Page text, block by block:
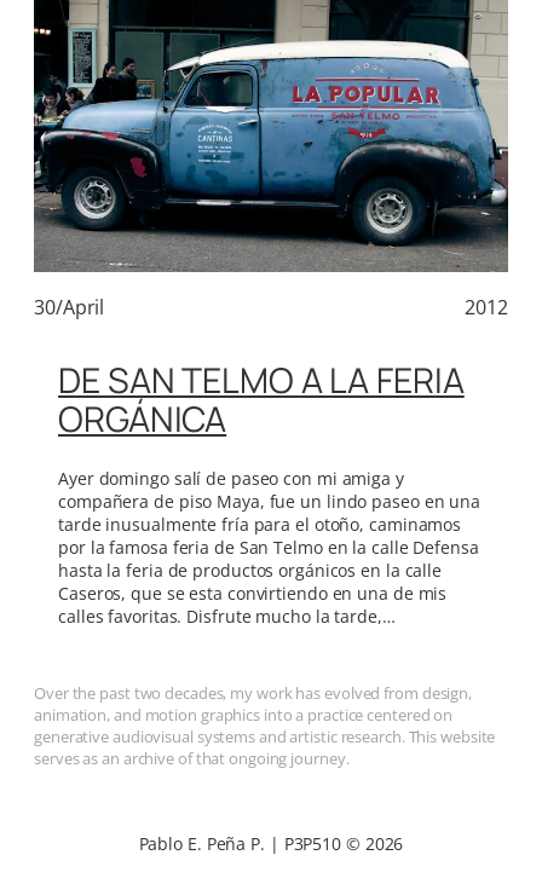
30/April 2012
DE SAN TELMO A LA FERIA
ORGÁNICA
Ayer domingo salí de paseo con mi amiga y
compañera de piso Maya, fue un lindo paseo en una
tarde inusualmente fría para el otoño, caminamos
por la famosa feria de San Telmo en la calle Defensa
hasta la feria de productos orgánicos en la calle
Caseros, que se esta convirtiendo en una de mis
calles favoritas. Disfrute mucho la tarde,…
Over the past two decades, my work has evolved from design,
animation, and motion graphics into a practice centered on
generative audiovisual systems and artistic research. This website
serves as an archive of that ongoing journey.
Pablo E. Peña P. | P3P510 © 2026